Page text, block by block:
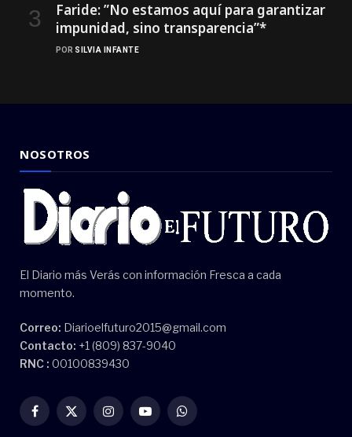
Faride: ”No estamos aquí para garantizar
impunidad, sino transparencia”*
POR SILVIA INFANTE
NOSOTROS
El Diario más Verás con información Fresca a cada
momento.
Correo: Diarioelfuturo2015@gmail.com
Contacto: +1 (809) 837-9040
RNC : 00100839430
Facebook
X
InstagramYouTubeWhatsApp